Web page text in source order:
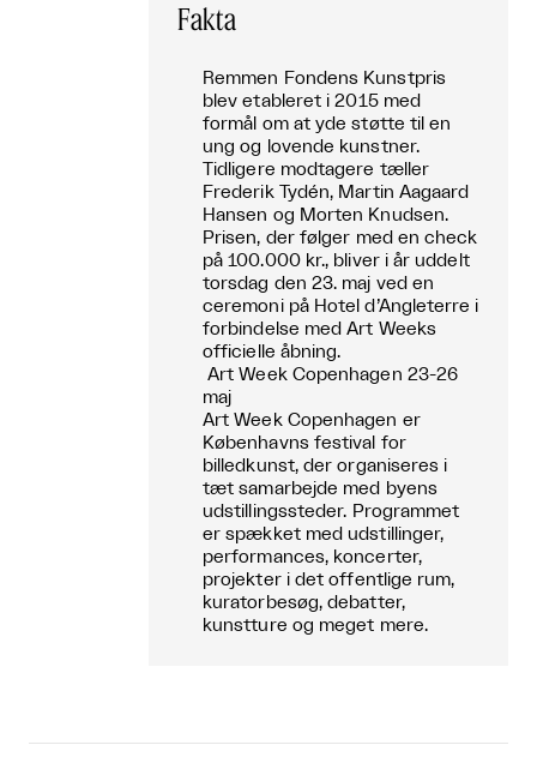
Fakta
Remmen Fondens Kunstpris
blev etableret i 2015 med
formål om at yde støtte til en
ung og lovende kunstner.
Tidligere modtagere tæller
Frederik Tydén, Martin Aagaard
Hansen og Morten Knudsen.
Prisen, der følger med en check
på 100.000 kr., bliver i år uddelt
torsdag den 23. maj ved en
ceremoni på Hotel d’Angleterre i
forbindelse med Art Weeks
officielle åbning.
Art Week Copenhagen 23-26
maj
Art Week Copenhagen er
Københavns festival for
billedkunst, der organiseres i
tæt samarbejde med byens
udstillingssteder. Programmet
er spækket med udstillinger,
performances, koncerter,
projekter i det offentlige rum,
kuratorbesøg, debatter,
kunstture og meget mere.